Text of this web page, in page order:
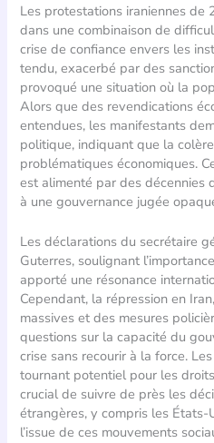
Les protestations iraniennes
dans une combinaison de
crise de confiance envers les
tendu, exacerbé par des
provoqué une situation où la
Alors que des revendications
entendues, les manifestants
politique, indiquant que la
problématiques économiques.
est alimenté par des décennies
à une gouvernance jugée
Les déclarations du secrétaire
Guterres, soulignant
apporté une résonance
Cependant, la répression en
massives et des mesures
questions sur la capacité du
crise sans recourir à la force.
tournant potentiel pour les
crucial de suivre de près les
étrangères, y compris les
l’issue de ces mouvements